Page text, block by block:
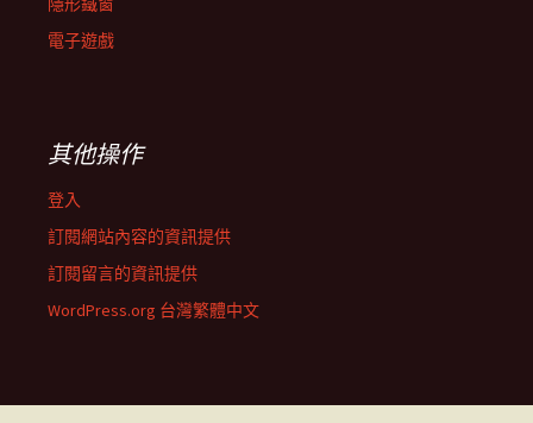
電子遊戲
其他操作
登入
訂閱網站內容的資訊提供
訂閱留言的資訊提供
WordPress.org 台灣繁體中文